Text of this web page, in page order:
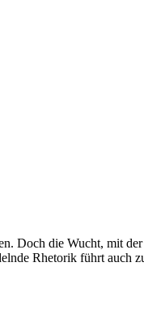
Doch die Wucht, mit
Rhetorik führt auch